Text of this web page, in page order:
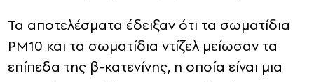
Τα αποτελέσματα έδειξαν ότι τα σωματίδια
PM10 και τα σωματίδια ντίζελ μείωσαν τα
επίπεδα της β-κατενίνης, η οποία είναι μια